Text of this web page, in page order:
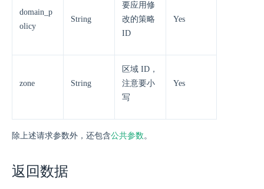
domain_p
olicy
String
要应用修
改的策略
ID
Yes
zone String
区域 ID，
注意要小
写
Yes
除上述请求参数外，还包含公共参数。
返回数据